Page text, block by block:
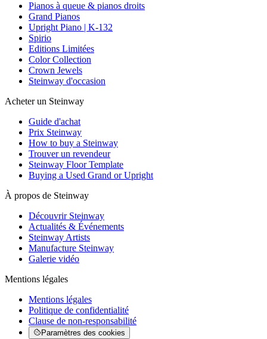
Pianos à queue & pianos droits
Grand Pianos
Upright Piano | K-132
Spirio
Editions Limitées
Color Collection
Crown Jewels
Steinway d'occasion
Acheter un Steinway
Guide d'achat
Prix Steinway
How to buy a Steinway
Trouver un revendeur
Steinway Floor Template
Buying a Used Grand or Upright
À propos de Steinway
Découvrir Steinway
Actualités & Événements
Steinway Artists
Manufacture Steinway
Galerie vidéo
Mentions légales
Mentions légales
Politique de confidentialité
Clause de non-responsabilité
Paramètres des cookies